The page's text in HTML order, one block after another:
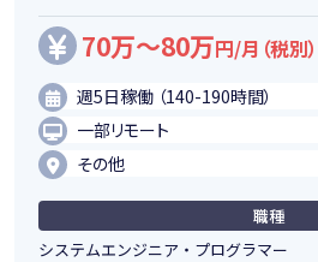
70万～80万円/月（税別）
週5日稼働 （140-190時間）
一部リモート
その他
職種
システムエンジニア・プログラマー